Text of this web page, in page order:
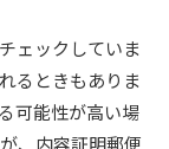
ェックしていま
るときもありま
可能性が高い場
、内容証明郵便